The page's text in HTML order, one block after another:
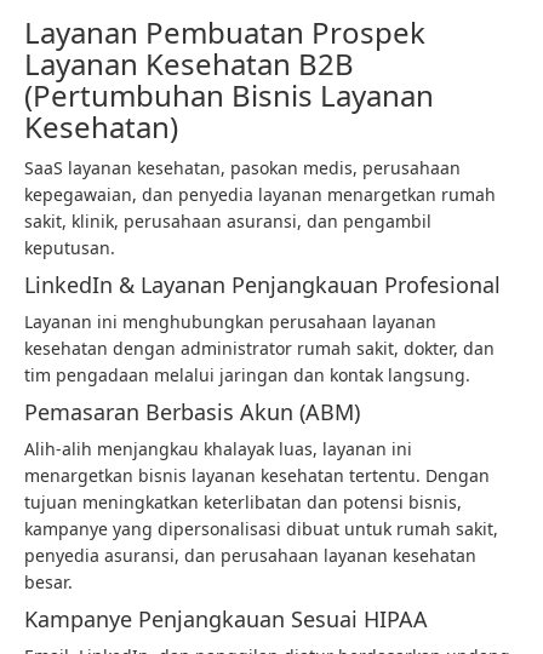
Layanan Pembuatan Prospek
Layanan Kesehatan B2B
(Pertumbuhan Bisnis Layanan
Kesehatan)
SaaS layanan kesehatan, pasokan medis, perusahaan
kepegawaian, dan penyedia layanan menargetkan rumah
sakit, klinik, perusahaan asuransi, dan pengambil
keputusan.
LinkedIn & Layanan Penjangkauan Profesional
Layanan ini menghubungkan perusahaan layanan
kesehatan dengan administrator rumah sakit, dokter, dan
tim pengadaan melalui jaringan dan kontak langsung.
Pemasaran Berbasis Akun (ABM)
Alih-alih menjangkau khalayak luas, layanan ini
menargetkan bisnis layanan kesehatan tertentu. Dengan
tujuan meningkatkan keterlibatan dan potensi bisnis,
kampanye yang dipersonalisasi dibuat untuk rumah sakit,
penyedia asuransi, dan perusahaan layanan kesehatan
besar.
Kampanye Penjangkauan Sesuai HIPAA